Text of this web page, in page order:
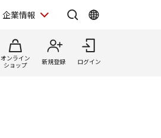
企業情報
オンライン
ショップ
新規登録 ログイン